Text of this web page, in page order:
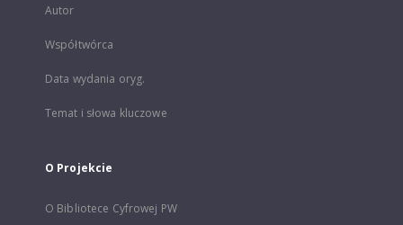
Autor
Współtwórca
Data wydania oryg.
Temat i słowa kluczowe
O Projekcie
O Bibliotece Cyfrowej PW